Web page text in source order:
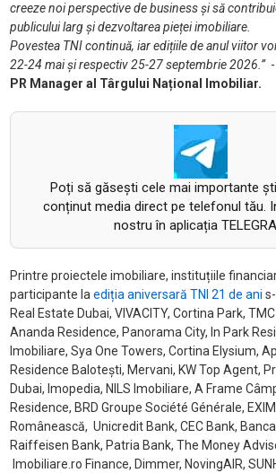
creeze noi perspective de business și să
publicului larg și dezvoltareapieței imobiliare.
Povestea TNI continuă, iar edițiile de anul viitor
22-24 mai și respectiv 25-27 septembrie 2026.” -
PR Manager al Târgului Național Imobiliar.
Poți să găsești cele mai importante
conținut media direct pe telefonul tău.
nostru în aplicația
Printre proiectele imobiliare, instituțiile
participante laediția aniversară TNI 21 de ani
Real Estate Dubai, VIVACITY, Cortina Park,
Ananda Residence, Panorama City, In Park
Imobiliare, Sya One Towers, Cortina Elysium,
Residence Balotești, Mervani, KW Top Agent,
Dubai, Imopedia, NILS Imobiliare, A Frame
Residence, BRD Groupe Société Générale,
Românească, Unicredit Bank, CEC Bank,
Raiffeisen Bank, Patria Bank, The Money
Imobiliare.ro Finance, Dimmer, NovingAIR,